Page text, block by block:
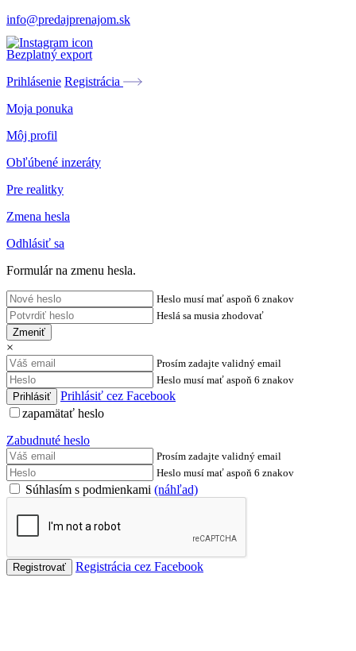
info@predajprenajom.sk
Bezplatný export
Prihlásenie Registrácia
Moja ponuka
Môj profil
Obľúbené inzeráty
Pre realitky
Zmena hesla
Odhlásiť sa
Formulár na zmenu hesla.
Heslo musí mať aspoň 6 znakov
Heslá sa musia zhodovať
Zmeniť
×
Prosím zadajte validný email
Heslo musí mať aspoň 6 znakov
Prihlásiť cez Facebook
zapamätať heslo
Zabudnuté heslo
Prosím zadajte validný email
Heslo musí mať aspoň 6 znakov
Súhlasím s podmienkami (náhľad)
Registrácia cez Facebook